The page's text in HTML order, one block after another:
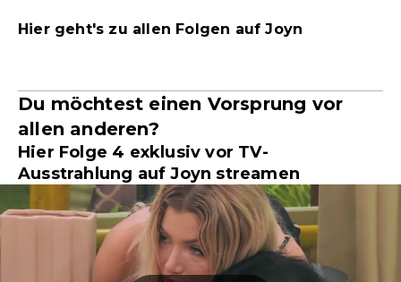
Hier geht's zu allen Folgen auf Joyn
Du möchtest einen Vorsprung vor
allen anderen?
Hier Folge 4 exklusiv vor TV-
Ausstrahlung auf Joyn streamen